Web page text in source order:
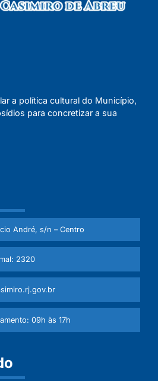
a política cultural do Município,
para concretizar a sua
André, s/n – Centro
2320
09h às 17h